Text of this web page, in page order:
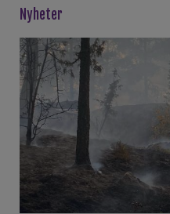
Nyheter